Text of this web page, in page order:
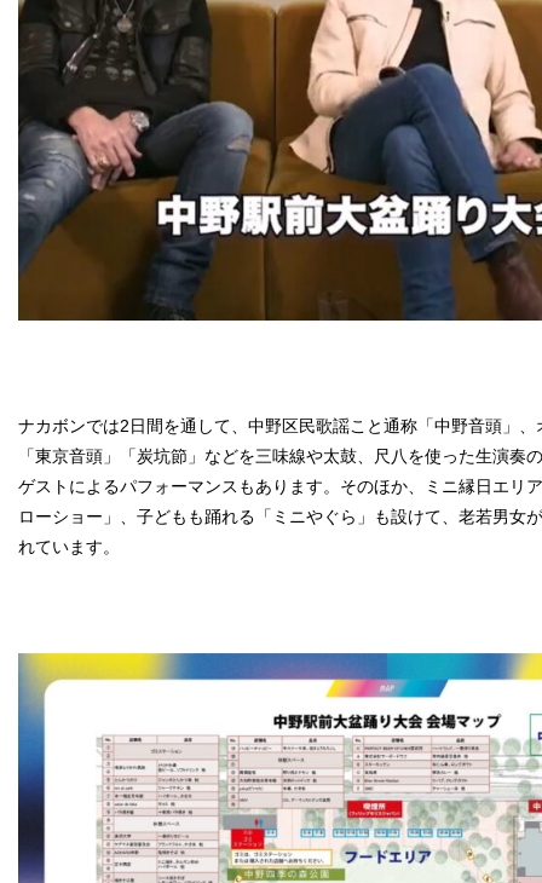
ナカボンでは2日間を通して、中野区民歌謡こと通称「中野音頭」
「東京音頭」「炭坑節」などを三味線や太鼓、尺八を使った生演奏
ゲストによるパフォーマンスもあります。そのほか、ミニ縁日エリ
ローショー」、子どもも踊れる「ミニやぐら」も設けて、老若男女
れています。